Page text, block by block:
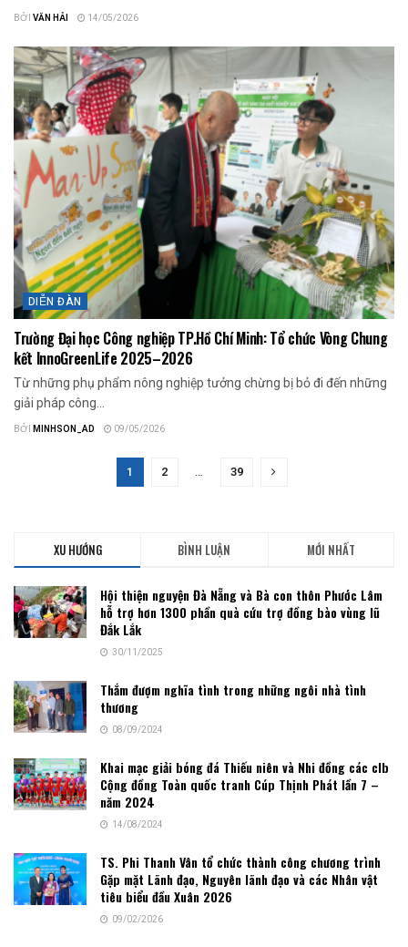
BỞI VĂN HẢI 14/05/2026
DIỄN ĐÀN
Trường Đại học Công nghiệp TP.Hồ Chí Minh: Tổ chức Vòng Chung
kết InnoGreenLife 2025–2026
Từ những phụ phẩm nông nghiệp tưởng chừng bị bỏ đi đến những
giải pháp công...
BỞI MINHSON_AD 09/05/2026
1 2 … 39
XU HƯỚNG BÌNH LUẬN MỚI NHẤT
Hội thiện nguyện Đà Nẵng và Bà con thôn Phước Lâm
hỗ trợ hơn 1300 phần quà cứu trợ đồng bào vùng lũ
Đắk Lắk
30/11/2025
Thắm đượm nghĩa tình trong những ngôi nhà tình
thương
08/09/2024
Khai mạc giải bóng đá Thiếu niên và Nhi đồng các clb
Cộng đồng Toàn quốc tranh Cúp Thịnh Phát lần 7 –
năm 2024
14/08/2024
TS. Phi Thanh Vân tổ chức thành công chương trình
Gặp mặt Lãnh đạo, Nguyên lãnh đạo và các Nhân vật
tiêu biểu đầu Xuân 2026
09/02/2026